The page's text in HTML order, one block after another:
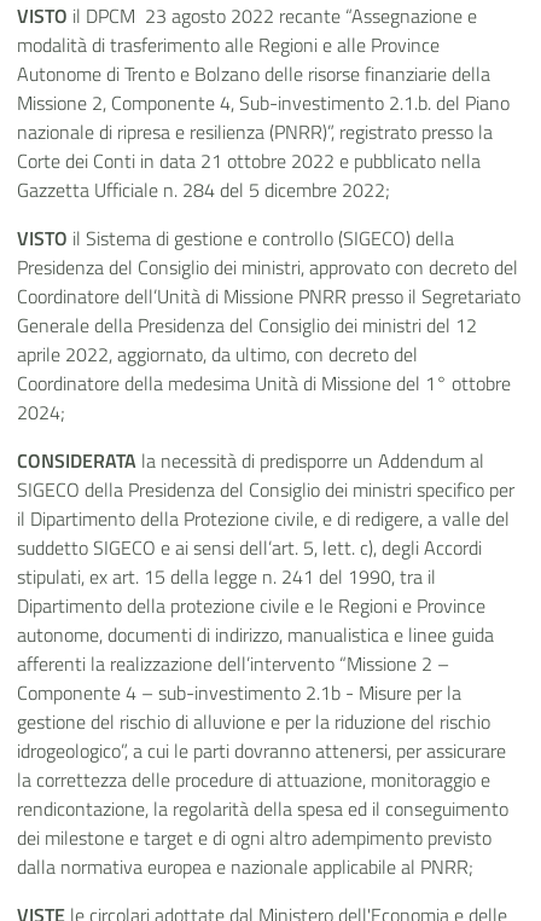
VISTO il DPCM 23 agosto 2022 recante “Assegnazione e
modalità di trasferimento alle Regioni e alle Province
Autonome di Trento e Bolzano delle risorse finanziarie della
Missione 2, Componente 4, Sub-investimento 2.1.b. del Piano
nazionale di ripresa e resilienza (PNRR)”, registrato presso la
Corte dei Conti in data 21 ottobre 2022 e pubblicato nella
Gazzetta Ufficiale n. 284 del 5 dicembre 2022;
VISTO il Sistema di gestione e controllo (SIGECO) della
Presidenza del Consiglio dei ministri, approvato con decreto del
Coordinatore dell’Unità di Missione PNRR presso il Segretariato
Generale della Presidenza del Consiglio dei ministri del 12
aprile 2022, aggiornato, da ultimo, con decreto del
Coordinatore della medesima Unità di Missione del 1° ottobre
2024;
CONSIDERATA la necessità di predisporre un Addendum al
SIGECO della Presidenza del Consiglio dei ministri specifico per
il Dipartimento della Protezione civile, e di redigere, a valle del
suddetto SIGECO e ai sensi dell’art. 5, lett. c), degli Accordi
stipulati, ex art. 15 della legge n. 241 del 1990, tra il
Dipartimento della protezione civile e le Regioni e Province
autonome, documenti di indirizzo, manualistica e linee guida
afferenti la realizzazione dell’intervento “Missione 2 –
Componente 4 – sub-investimento 2.1b - Misure per la
gestione del rischio di alluvione e per la riduzione del rischio
idrogeologico”, a cui le parti dovranno attenersi, per assicurare
la correttezza delle procedure di attuazione, monitoraggio e
rendicontazione, la regolarità della spesa ed il conseguimento
dei milestone e target e di ogni altro adempimento previsto
dalla normativa europea e nazionale applicabile al PNRR;
VISTE le circolari adottate dal Ministero dell'Economia e delle